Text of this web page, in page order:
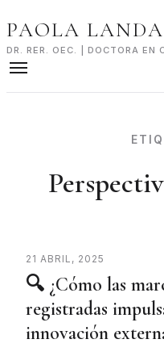
to
PAOLA
DR. RER. OEC. | DOCTORA EN
21 ABRIL, 2025
🔍 ¿Cómo las
registradas
innovación